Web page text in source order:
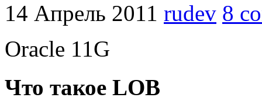
14 Апрель 2011 rudev 8
Oracle 11G
Что такое LOB